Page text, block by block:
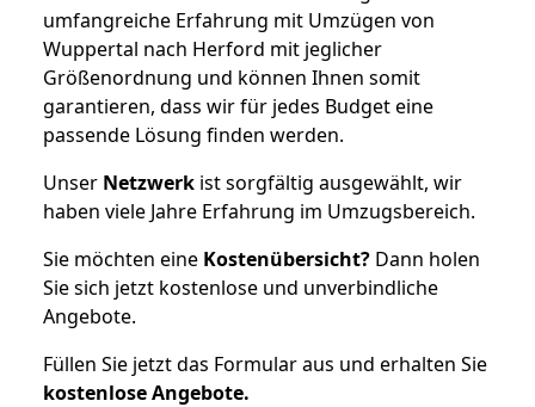
umfangreiche Erfahrung mit Umzügen von
Wuppertal nach Herford mit jeglicher
Größenordnung und können Ihnen somit
garantieren, dass wir für jedes Budget eine
passende Lösung finden werden.
Unser Netzwerk ist sorgfältig ausgewählt, wir
haben viele Jahre Erfahrung im Umzugsbereich.
Sie möchten eine Kostenübersicht? Dann holen
Sie sich jetzt kostenlose und unverbindliche
Angebote.
Füllen Sie jetzt das Formular aus und erhalten Sie
kostenloseAngebote.